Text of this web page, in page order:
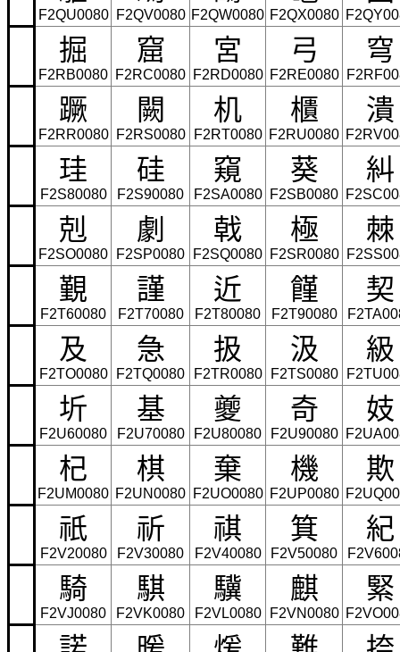
F2QU0080 F2QV0080 F2QW0080 F2QX0080
掘
F2RB0080
窟
F2RC0080
宮
F2RD0080
弓
F2RE0080
穹
蹶
F2RR0080
闕
F2RS0080
机
F2RT0080
櫃
F2RU0080
潰
珪
F2S80080
硅
F2S90080
窺
F2SA0080
葵
F2SB0080
糾
剋
F2SO0080
劇
F2SP0080
戟
F2SQ0080
極
F2SR0080
棘
覲
F2T60080
謹
F2T70080
近
F2T80080
饉
F2T90080
契
及
F2TO0080
急
F2TQ0080
扱
F2TR0080
汲
F2TS0080
級
圻
F2U60080
基
F2U70080
夔
F2U80080
奇
F2U90080
妓
杞
F2UM0080
棋
F2UN0080
棄
F2UO0080
機
F2UP0080
欺
祇
F2V20080
祈
F2V30080
祺
F2V40080
箕
F2V50080
紀
騎
F2VJ0080
騏
F2VK0080
驥
F2VL0080
麒
F2VN0080
緊